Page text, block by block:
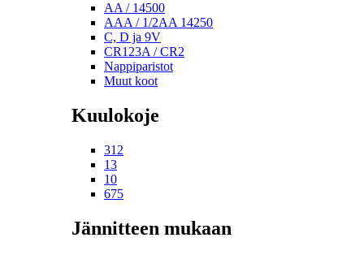
AA / 14500
AAA / 1/2AA 14250
C, D ja 9V
CR123A / CR2
Nappiparistot
Muut koot
Kuulokoje
312
13
10
675
Jännitteen mukaan